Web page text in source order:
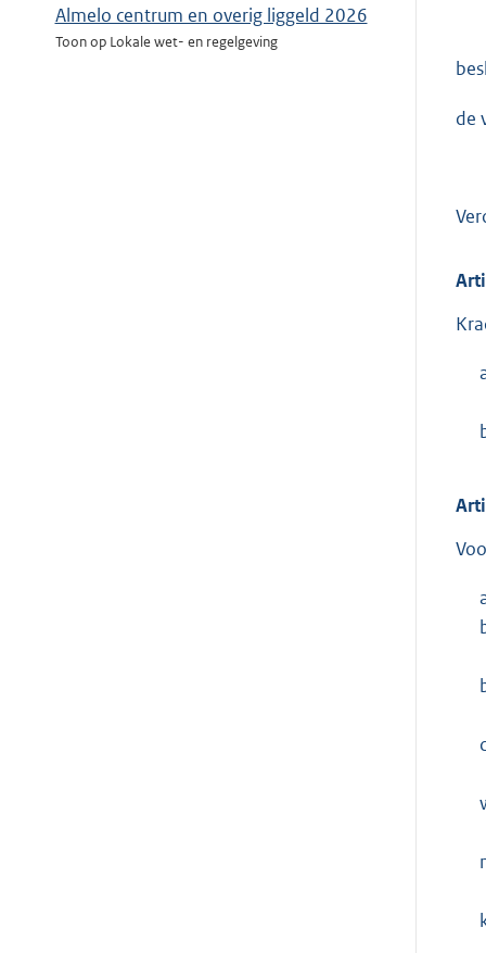
Almelo centrum en overig liggeld 2026
Toon op Lokale wet- en regelgeving
de